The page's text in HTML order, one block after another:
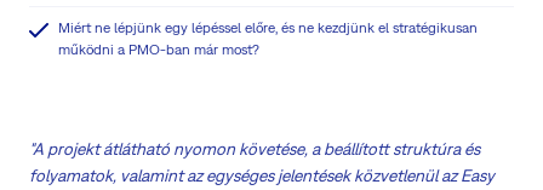
Miért ne lépjünk egy lépéssel előre, és ne kezdjünk el stratégikusan
működni a PMO-ban már most?
"A projekt átlátható nyomon követése, a beállított struktúra és
folyamatok, valamint az egységes jelentések közvetlenül az Easy